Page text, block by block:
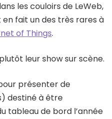
les couloirs de LeWeb,
fait un des très rares à
of Things.
leur show sur scène.
présenter de
destiné à être
tableau de bord l’année